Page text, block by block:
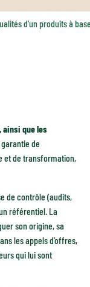
d’un produits à
ainsi que les
garantie de
et de transformation,
de contrôle (audits,
référentiel. La
son origine, sa
les appels d’offres,
qui lui sont